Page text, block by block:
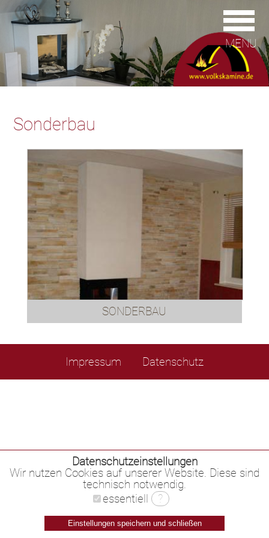
Datenschutzeinstellungen
Wir nutzen Cookies auf unserer Website. Diese sind
technisch notwendig.
essentiell ?
Einstellungen speichern und schließen
MENU
Sonderbau
SONDERBAU
Impressum Datenschutz